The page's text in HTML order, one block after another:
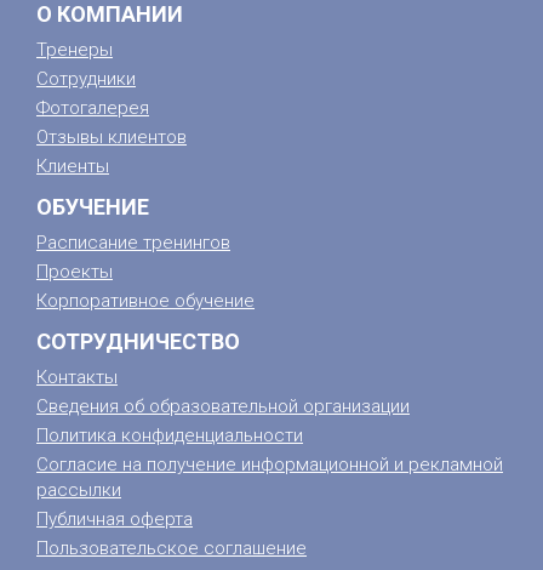
О КОМПАНИИ
Тренеры
Сотрудники
Фотогалерея
Отзывы клиентов
Клиенты
ОБУЧЕНИЕ
Расписание тренингов
Проекты
Корпоративное обучение
СОТРУДНИЧЕСТВО
Контакты
Сведения об образовательной организации
Политика конфиденциальности
Согласие на получение информационной и рекламной
рассылки
Публичная оферта
Пользовательское соглашение